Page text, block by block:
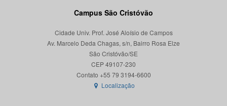
Campus São Cristóvão
Cidade Univ. Prof. José Aloísio de Campos
Av. Marcelo Deda Chagas, s/n, Bairro Rosa Elze
São Cristóvão/SE
CEP 49107-230
Localização